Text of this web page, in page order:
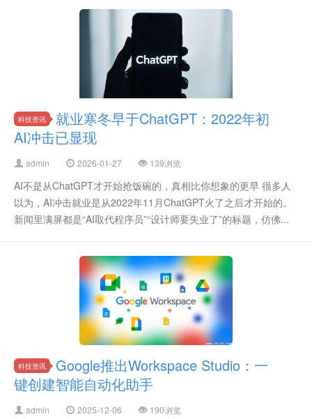
科技资讯
就业寒冬早于ChatGPT：2022年初
AI冲击已显现
admin 2026-01-27 139浏览
AI不是从ChatGPT才开始抢饭碗的，真相比你想象的更早 很多人
以为，AI冲击就业是从2022年11月ChatGPT火了之后才开始的。
新闻里满屏都是“AI取代程序员”“设计师要失业了”的标题，仿佛...
科技资讯
Google推出Workspace Studio：一
键创建智能自动化助手
admin 2025-12-06 190浏览